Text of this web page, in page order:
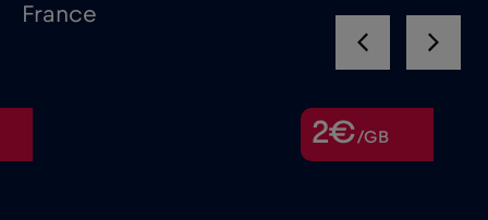
France
2€/GB